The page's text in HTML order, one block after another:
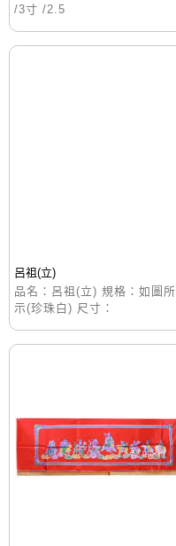
/3寸 /2.5
呂祖(立)
品名：呂祖(立) 規格：如圖所
示(珍珠白) 尺寸：